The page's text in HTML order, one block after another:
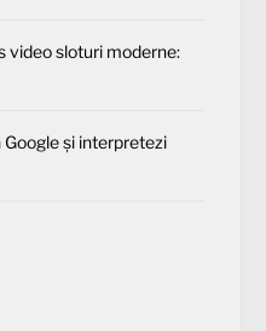
video sloturi moderne:
și interpretezi